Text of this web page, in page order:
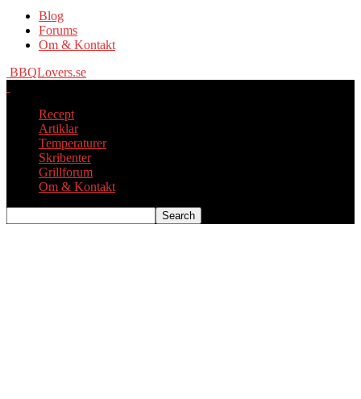
Blog
Forums
Om & Kontakt
BBQLovers.se
Recept
Artiklar
Temperaturer
Skribenter
Grillforum
Om & Kontakt